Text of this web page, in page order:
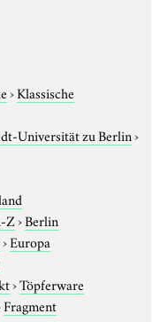
›Klassische
Universität zu Berlin›
Z›Berlin
›Europa
›Töpferware
Fragment